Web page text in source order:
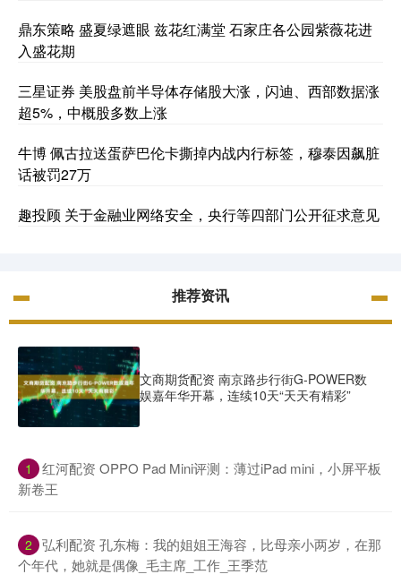
鼎东策略 盛夏绿遮眼 兹花红满堂 石家庄各公园紫薇花进
入盛花期
三星证券 美股盘前半导体存储股大涨，闪迪、西部数据涨
超5%，中概股多数上涨
牛博 佩古拉送蛋萨巴伦卡撕掉内战内行标签，穆泰因飙脏
话被罚27万
趣投顾 关于金融业网络安全，央行等四部门公开征求意见
推荐资讯
文商期货配资 南京路步行街G-POWER数
娱嘉年华开幕，连续10天“天天有精彩”
1
​红河配资 OPPO Pad Mini评测：薄过iPad mini，小屏平板
新卷王
2 ​弘利配资 孔东梅：我的姐姐王海容，比母亲小两岁，在那
个年代，她就是偶像_毛主席_工作_王季范